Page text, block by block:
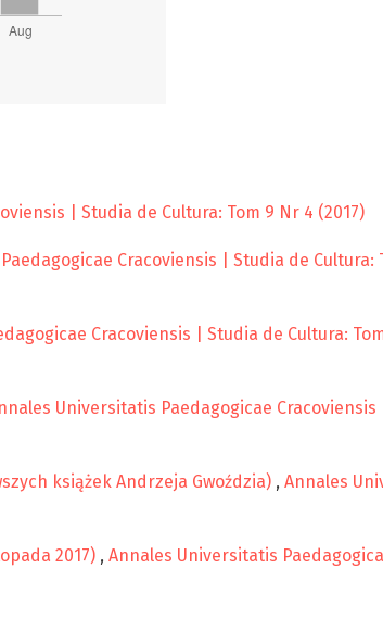
| Studia de Cultura: Tom 9 Nr 4 (2017)
Cracoviensis | Studia de Cultura:
Cracoviensis | Studia de Cultura:
Universitatis Paedagogicae
książek Andrzeja Gwoździa) , Annales
2017) , Annales Universitatis